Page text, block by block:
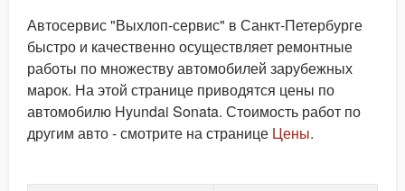
Автосервис "Выхлоп-сервис" в Санкт-Петербурге
быстро и качественно осуществляет ремонтные
работы по множеству автомобилей зарубежных
марок. На этой странице приводятся цены по
автомобилю Hyundai Sonata. Стоимость работ по
другим авто - смотрите на странице Цены.